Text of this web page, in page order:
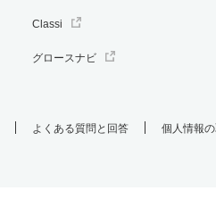
Classi
グロースナビ
よくある質問と回答 個人情報